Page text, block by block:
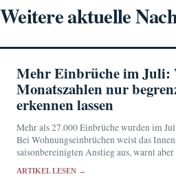
Weitere aktuelle
Mehr Einbrüche im Juli:
Monatszahlen nur
erkennen lassen
Mehr als 27.000 Einbrüche wurden im
Bei Wohnungseinbrüchen weist das
saisonbereinigten Anstieg aus, warnt
ARTIKEL LESEN →